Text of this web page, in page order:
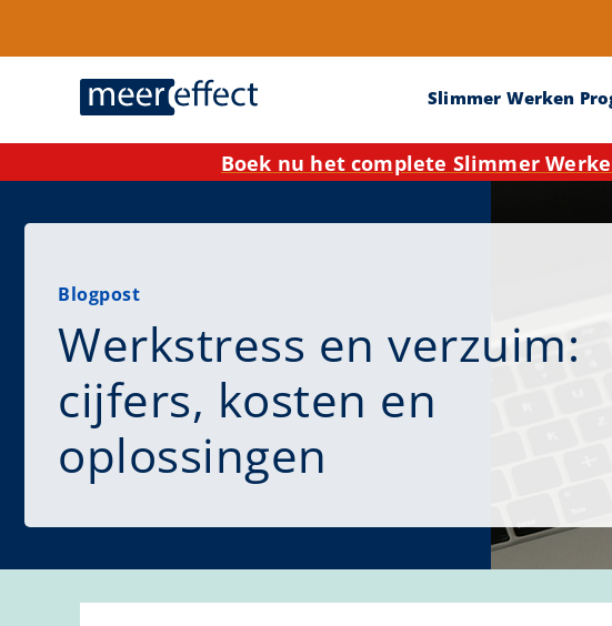
Slimmer Werken
Boek nu het complete Slimmer
Blogpost
Werkstress en verzuim:
cijfers, kosten en
oplossingen